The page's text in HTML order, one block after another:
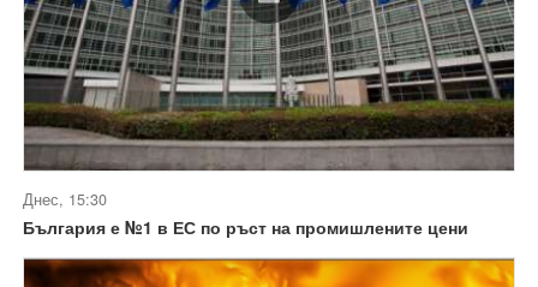
Днес, 15:30
България е №1 в ЕС по ръст на промишлените цени